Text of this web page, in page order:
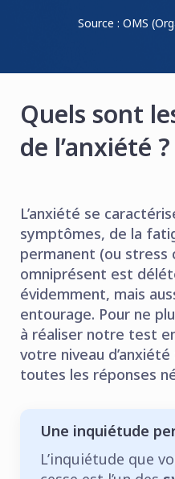
Source : OMS
Quels sont
de l’anxiété ?
L’anxiété se
symptômes, de la
permanent (ou stress
omniprésent est
évidemment, mais
entourage. Pour ne
à réaliser notre test
votre niveau
toutes les réponses
Une inquiétude
L’inquiétude que